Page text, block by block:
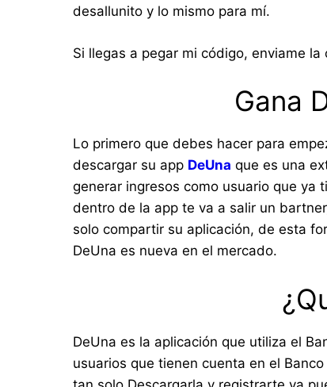
desallunito y lo mismo para mí.
Si llegas a pegar mi código, enviame la
Gana
Lo primero que debes hacer para
descargar su app DeUna que es una
generar ingresos como usuario que ya
dentro de la app te va a salir un
solo compartir su aplicación, de esta
DeUna es nueva en el mercado.
DeUna es la aplicación que utiliza el
usuarios que tienen cuenta en el